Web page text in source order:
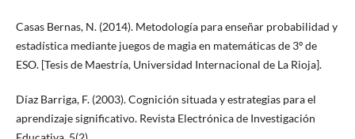
Casas Bernas, N. (2014). Metodología para enseñar probabilidad y
estadística mediante juegos de magia en matemáticas de 3º de
ESO. [Tesis de Maestría, Universidad Internacional de La Rioja].
Díaz Barriga, F. (2003). Cognición situada y estrategias para el
aprendizaje significativo. Revista Electrónica de Investigación